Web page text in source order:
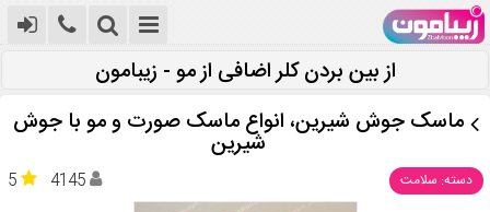
از بین بردن کلر اضافی از مو - زیبامون
ماسک جوش شیرین، انواع ماسک صورت و مو با جوش
شیرین
دسته: سلامت 5 4145